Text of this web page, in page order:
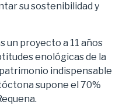
su sostenibilidad y
un proyecto a 11 años
enológicas de la
indispensable
supone el 70%